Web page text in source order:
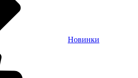
Новинки